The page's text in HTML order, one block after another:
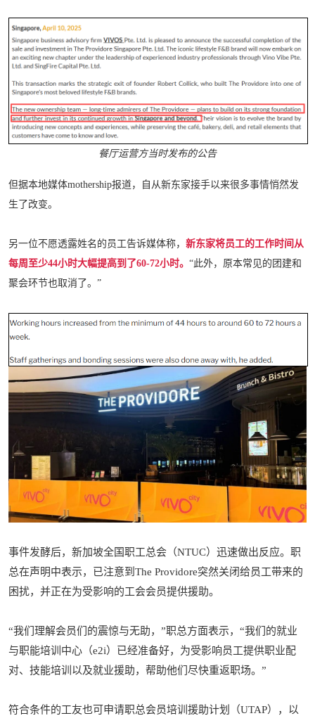
餐厅运营方当时发布的公告
但据本地媒体mothership报道，自从新东家接手以来很多事情悄然发
生了改变。
另一位不愿透露姓名的员工告诉媒体称，新东家将员工的工作时间从
每周至少44小时大幅提高到了60-72小时。“此外，原本常见的团建和
聚会环节也取消了。”
事件发酵后，新加坡全国职工总会（NTUC）迅速做出反应。职
总在声明中表示，已注意到The Providore突然关闭给员工带来的
困扰，并正在为受影响的工会会员提供援助。
“我们理解会员们的震惊与无助，”职总方面表示，“我们的就业
与职能培训中心（e2i）已经准备好，为受影响员工提供职业配
对、技能培训以及就业援助，帮助他们尽快重返职场。”
符合条件的工友也可申请职总会员培训援助计划（UTAP），以